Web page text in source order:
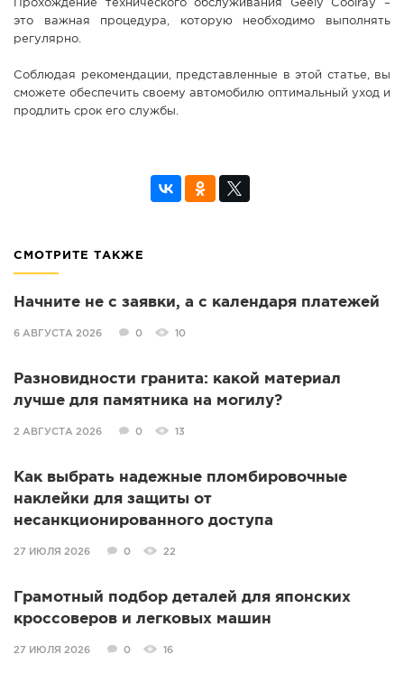
Прохождение технического обслуживания Geely Coolray –
это важная процедура, которую необходимо выполнять
регулярно.
Соблюдая рекомендации, представленные в этой статье, вы
сможете обеспечить своему автомобилю оптимальный уход и
продлить срок его службы.
СМОТРИТЕ ТАКЖЕ
Начните не с заявки, а с календаря платежей
6 АВГУСТА 2026 0 10
Разновидности гранита: какой материал
лучше для памятника на могилу?
2 АВГУСТА 2026 0 13
Как выбрать надежные пломбировочные
наклейки для защиты от
несанкционированного доступа
27 ИЮЛЯ 2026 0 22
Грамотный подбор деталей для японских
кроссоверов и легковых машин
27 ИЮЛЯ 2026 0 16